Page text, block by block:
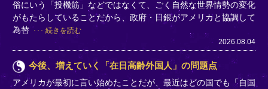
俗にいう「投機筋」などではなくて、ごく自然な世界情勢の変化
がもたらしていることだから、政府・日銀がアメリカと協調して
為替
続きを読む
2026.08.04
今後、増えていく「在日高齢外国人」の問題点
アメリカが最初に言い始めたことだが、最近はどの国でも「自国